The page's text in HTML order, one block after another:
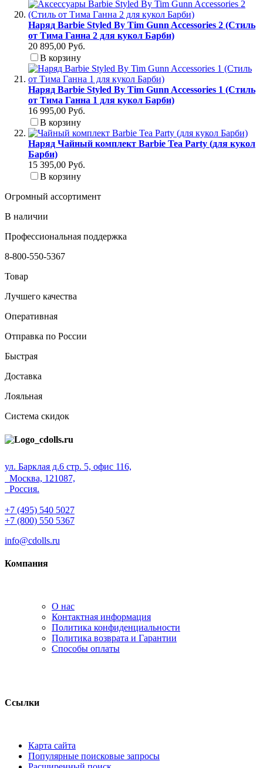
Наряд Barbie Styled By Tim Gunn Accessories 2 (Стиль
от Тима Ганна 2 для кукол Барби)
20 895,00 Руб.
В корзину
Наряд Barbie Styled By Tim Gunn Accessories 1 (Стиль
от Тима Ганна 1 для кукол Барби)
16 995,00 Руб.
В корзину
Наряд Чайный комплект Barbie Tea Party (для кукол
Барби)
15 395,00 Руб.
В корзину
Огромный ассортимент
В наличии
Профессиональная поддержка
8-800-550-5367
Товар
Лучшего качества
Оперативная
Отправка по России
Быстрая
Доставка
Лояльная
Система скидок
ул. Барклая д.6 стр. 5, офис 116,
Москва, 121087,
Россия.
+7 (495) 540 5027
+7 (800) 550 5367
info@cdolls.ru
Компания
О нас
Контактная информация
Политика конфиденциальности
Политика возврата и Гарантии
Способы оплаты
Ссылки
Карта сайта
Популярные поисковые запросы